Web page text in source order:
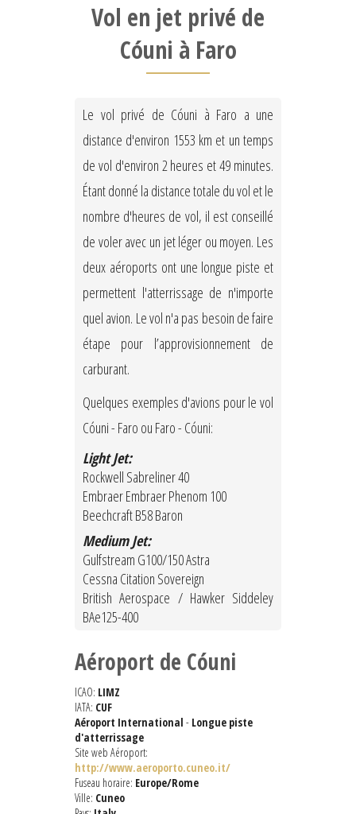
Vol en jet privé de
Cóuni à Faro
Le vol privé de Cóuni à Faro a une
distance d'environ 1553 km et un temps
de vol d'environ 2 heures et 49 minutes.
Étant donné la distance totale du vol et le
nombre d'heures de vol, il est conseillé
de voler avec un jet léger ou moyen. Les
deux aéroports ont une longue piste et
permettent l'atterrissage de n'importe
quel avion. Le vol n'a pas besoin de faire
étape pour l’approvisionnement de
carburant.
Quelques exemples d'avions pour le vol
Cóuni - Faro ou Faro - Cóuni:
Light Jet:
Rockwell Sabreliner 40
Embraer Embraer Phenom 100
Beechcraft B58 Baron
Medium Jet:
Gulfstream G100/150 Astra
Cessna Citation Sovereign
British Aerospace / Hawker Siddeley
BAe125-400
Aéroport de Cóuni
ICAO: LIMZ
IATA: CUF
Aéroport International - Longue piste
d'atterrissage
Site web Aéroport:
http://www.aeroporto.cuneo.it/
Fuseau horaire: Europe/Rome
Ville: Cuneo